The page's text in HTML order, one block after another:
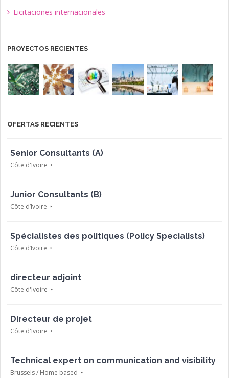
Licitaciones internacionales
PROYECTOS RECIENTES
OFERTAS RECIENTES
Senior Consultants (A)
Côte d'Ivoire
Junior Consultants (B)
Côte d’Ivoire
Spécialistes des politiques (Policy Specialists)
Côte d’Ivoire
directeur adjoint
Côte d'Ivoire
Directeur de projet
Côte d'Ivoire
Technical expert on communication and visibility
Brussels / Home based